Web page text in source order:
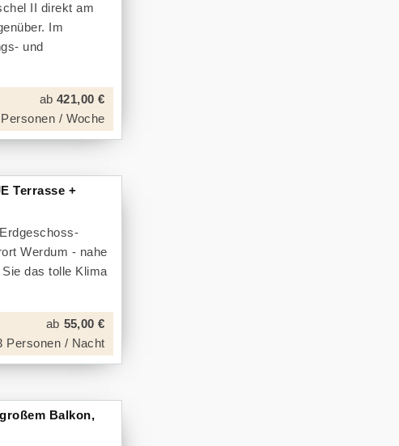
II direkt am
Im
und
ab 421,00 €
/ Woche
Terrasse +
Werdum - nahe
das tolle Klima
ab 55,00 €
Personen / Nacht
Balkon,